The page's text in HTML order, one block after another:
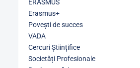
ERASMUS
Erasmus+
Povești de succes
VADA
Cercuri Științifice
Societăți Profesionale